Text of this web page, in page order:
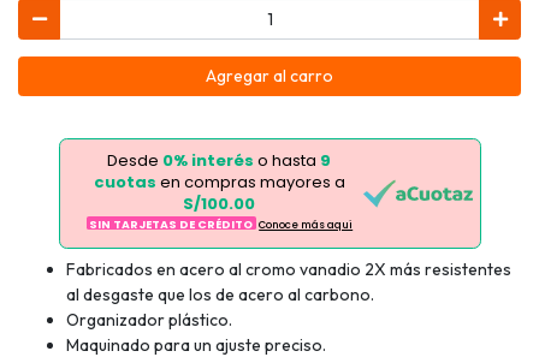
Agregar al carro
Desde 0% interés o hasta 9
cuotas en compras mayores a
S/100.00
SIN TARJETAS DE CRÉDITO Conoce más aqui
Fabricados en acero al cromo vanadio 2X más resistentes
al desgaste que los de acero al carbono.
Organizador plástico.
Maquinado para un ajuste preciso.